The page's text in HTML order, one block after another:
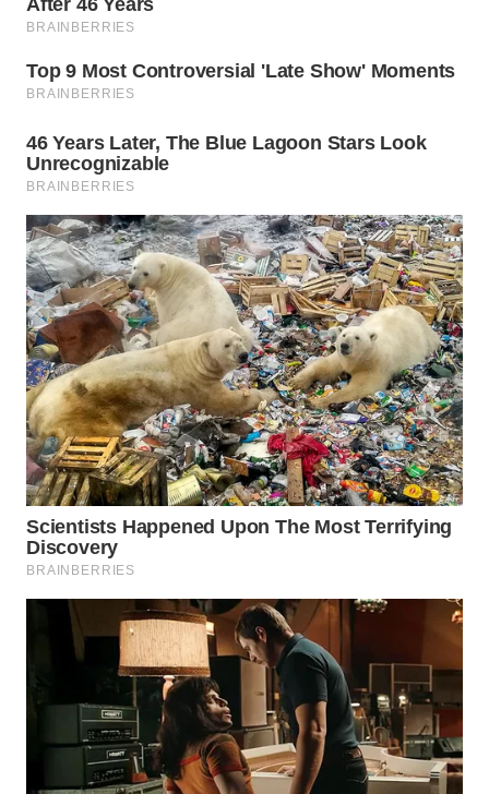
UTARA
WN
SAMOSIR
WN
PADANG
LAWAS
WN
SUMEDANG
WN
CIANJUR
WN
KEPULAUAN
SERIBU
WN
TANGERANG
WN
BINJAI
CIREBON
WN
INDRAMAYU